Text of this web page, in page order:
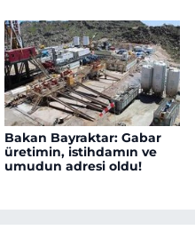
Bakan Bayraktar: Gabar
üretimin, istihdamın ve
umudun adresi oldu!